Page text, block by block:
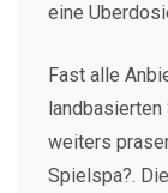
eine
Fast alle
weiters
Spielspa?.